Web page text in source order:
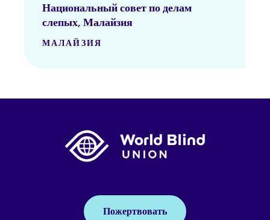
Национальный совет по делам
слепых, Малайзия
МАЛАЙЗИЯ
Пожертвовать